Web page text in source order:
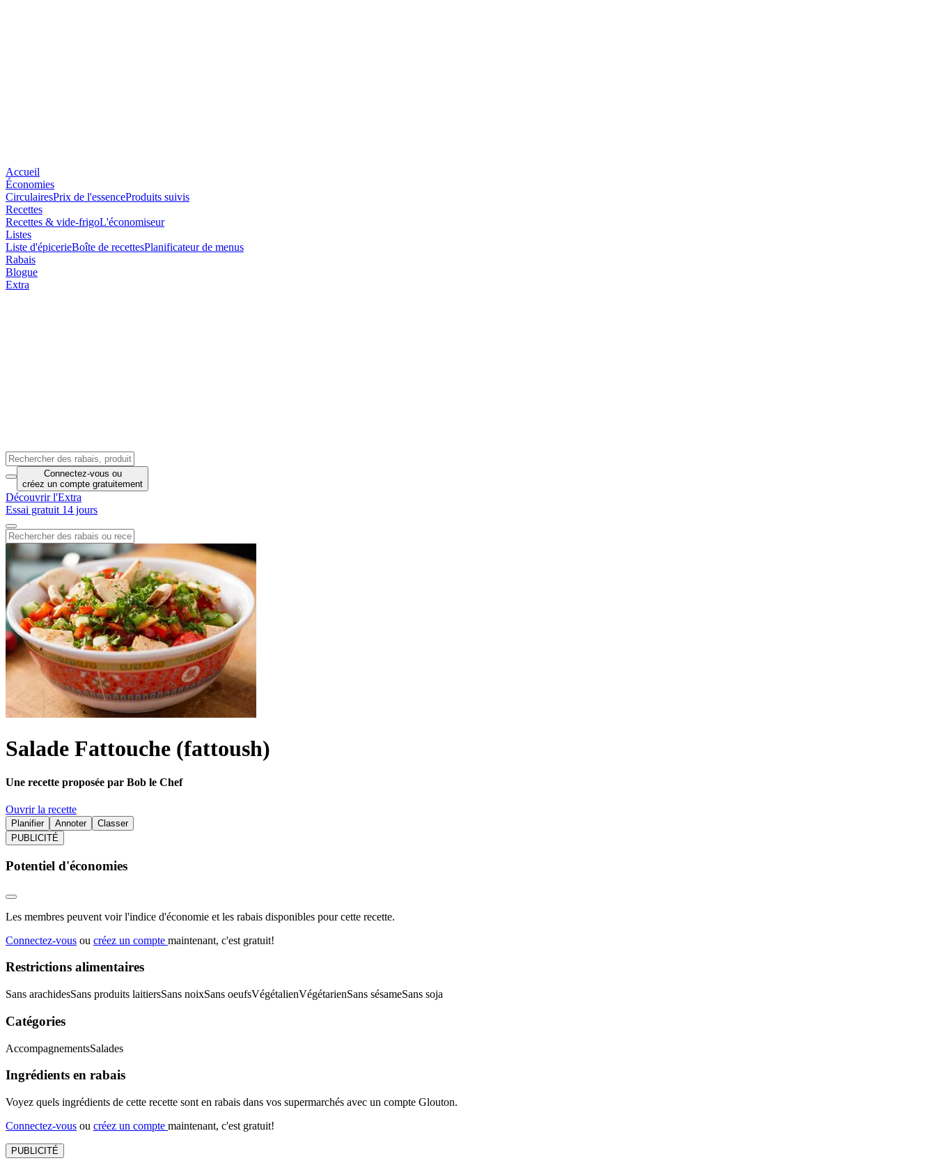
Accueil
Économies
CirculairesPrix de l'essenceProduits suivis
Recettes
Recettes & vide-frigoL'économiseur
Listes
Liste d'épicerieBoîte de recettesPlanificateur de menus
Rabais
Blogue
Extra
Connectez-vous ou
créez un compte gratuitement
Découvrir l'Extra
Essai gratuit 14 jours
Salade Fattouche (fattoush)
Une recette proposée par Bob le Chef
Ouvrir la recette
Planifier Annoter
Classer
PUBLICITÉ
Potentiel d'économies
Les membres peuvent voir l'indice d'économie et les rabais disponibles pour cette recette.
Connectez-vous ou créez un compte maintenant, c'est gratuit!
Restrictions alimentaires
Sans arachidesSans produits laitiersSans noixSans oeufsVégétalienVégétarienSans sésameSans soja
Catégories
AccompagnementsSalades
Ingrédients en rabais
Voyez quels ingrédients de cette recette sont en rabais dans vos supermarchés avec un compte Glouton.
Connectez-vous ou créez un compte maintenant, c'est gratuit!
PUBLICITÉ